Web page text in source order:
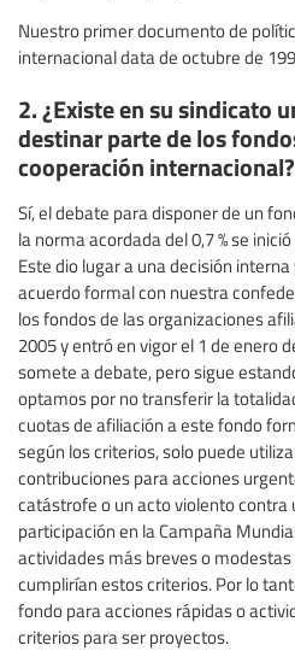
Nuestro primer documento de
internacional data de octubre de
2. ¿Existe en su sindicato
destinar parte de los
cooperación internacional?
Sí, el debate para disponer de un
la norma acordada del 0,7 % se
Este dio lugar a una decisión
acuerdo formal con nuestra
los fondos de las organizaciones
2005 y entró en vigor el 1 de enero
somete a debate, pero sigue
optamos por no transferir la
cuotas de afiliación a este fondo
según los criterios, solo puede
contribuciones para acciones
catástrofe o un acto violento contra
participación en la Campaña
actividades más breves o
cumplirían estos criterios. Por lo
fondo para acciones rápidas o
criterios para ser proyectos.